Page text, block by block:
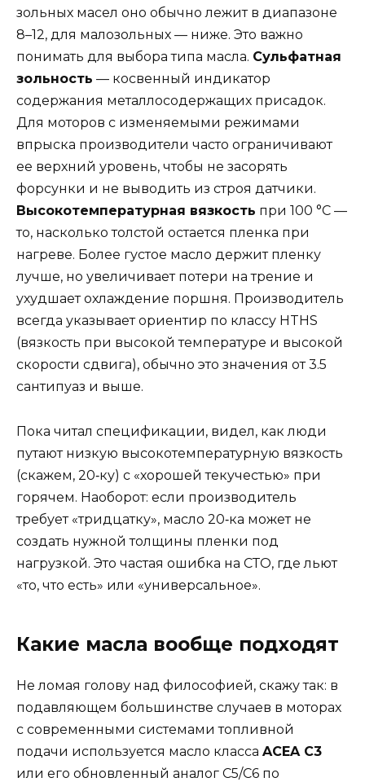
зольных масел оно обычно лежит в диапазоне
8–12, для малозольных — ниже. Это важно
понимать для выбора типа масла. Сульфатная
зольность — косвенный индикатор
содержания металлосодержащих присадок.
Для моторов с изменяемыми режимами
впрыска производители часто ограничивают
ее верхний уровень, чтобы не засорять
форсунки и не выводить из строя датчики.
Высокотемпературная вязкость при 100 °C —
то, насколько толстой остается пленка при
нагреве. Более густое масло держит пленку
лучше, но увеличивает потери на трение и
ухудшает охлаждение поршня. Производитель
всегда указывает ориентир по классу HTHS
(вязкость при высокой температуре и высокой
скорости сдвига), обычно это значения от 3.5
сантипуаз и выше.
Пока читал спецификации, видел, как люди
путают низкую высокотемпературную вязкость
(скажем, 20‑ку) с «хорошей текучестью» при
горячем. Наоборот: если производитель
требует «тридцатку», масло 20‑ка может не
создать нужной толщины пленки под
нагрузкой. Это частая ошибка на СТО, где льют
«то, что есть» или «универсальное».
Какие масла вообще подходят
Не ломая голову над философией, скажу так: в
подавляющем большинстве случаев в моторах
с современными системами топливной
подачи используется масло класса ACEA C3
или его обновленный аналог C5/C6 по